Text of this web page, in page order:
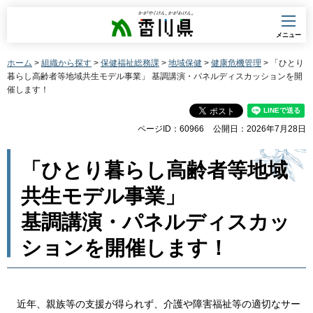
香川県
メニュー
ホーム > 組織から探す > 保健福祉総務課 > 地域保健 > 健康危機管理 > 「ひとり
暮らし高齢者等地域共生モデル事業」 基調講演・パネルディスカッションを開
催します！
ページID：60966 公開日：2026年7月28日
「ひとり暮らし高齢者等地域
共生モデル事業」
基調講演・パネルディスカッ
ションを開催します！
近年、親族等の支援が得られず、介護や障害福祉等の適切なサー